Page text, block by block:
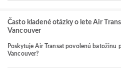
Často kladené otázky o lete Air
Vancouver
Poskytuje Air Transat povolenú batožinu
Vancouver?